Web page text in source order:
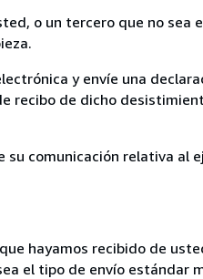
o un tercero que no
y envíe una
recibo de dicho
comunicación relativa
hayamos recibido de
el tipo de envío estándar